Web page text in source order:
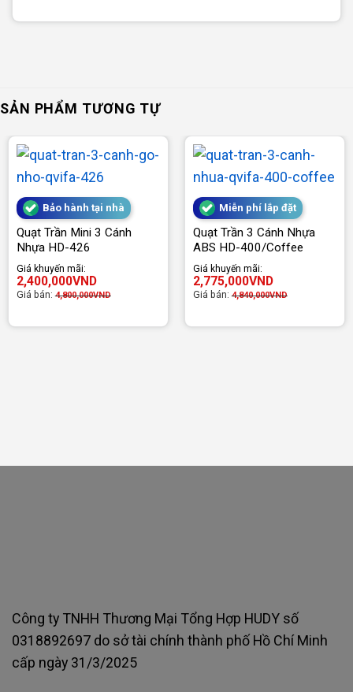
SẢN PHẨM TƯƠNG TỰ
Bảo hành tại nhà
Quạt Trần Mini 3 Cánh
Nhựa HD-426
Giá khuyến mãi:
2,400,000VND
Giá bán:4,800,000VND
Miễn phí lắp đặt
Quạt Trần 3 Cánh Nhựa
ABS HD-400/Coffee
Giá khuyến mãi:
2,775,000VND
Giá bán:4,840,000VND
Công ty TNHH Thương Mại Tổng Hợp HUDY số
0318892697 do sở tài chính thành phố Hồ Chí Minh
cấp ngày 31/3/2025